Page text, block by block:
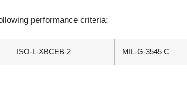
performance criteria:
ISO-L-XBCEB-2 MIL-G-3545 C